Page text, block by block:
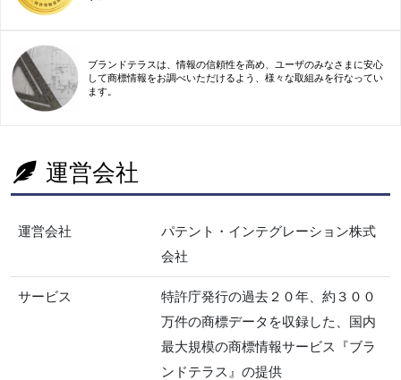
ブランドテラスは、情報の信頼性を高め、ユーザのみなさまに安心
して商標情報をお調べいただけるよう、様々な取組みを行なってい
ます。
運営会社
運営会社
パテント・インテグレーション株式
会社
サービス
特許庁発行の過去２０年、約３００
万件の商標データを収録した、国内
最大規模の商標情報サービス『ブラ
ンドテラス』の提供